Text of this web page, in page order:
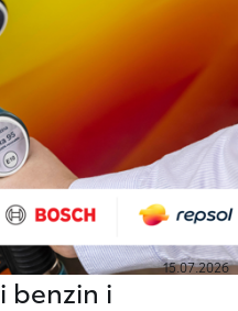
15.07.2026
benzin i